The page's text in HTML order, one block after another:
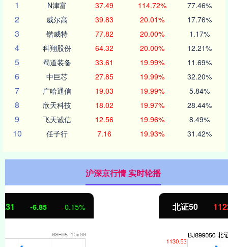
1
N津富 37.49 114.72% 77.46%
2 威尔高 39.83 20.01% 17.76%
3 锴威特 77.82 20.00% 1.17%
4 科翔股份 64.32 20.00% 12.21%
5 蜀道装备 33.61 19.99% 11.69%
6 中巨芯 27.85 19.99% 32.20%
7 广哈通信 19.03 19.99% 5.84%
8 欣天科技 18.02 19.97% 28.44%
9 飞天诚信 12.56 19.96% 8.49%
10 任子行 7.16 19.93% 31.42%
沪深京行情 实时轮播
北证50 0.30%